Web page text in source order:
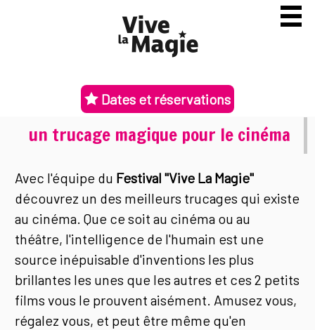
Dates et réservations
un trucage magique pour le cinéma
Avec l'équipe du Festival "Vive La Magie"
découvrez un des meilleurs trucages qui existe
au cinéma. Que ce soit au cinéma ou au
théâtre, l'intelligence de l'humain est une
source inépuisable d'inventions les plus
brillantes les unes que les autres et ces 2 petits
films vous le prouvent aisément. Amusez vous,
régalez vous, et peut être même qu'en